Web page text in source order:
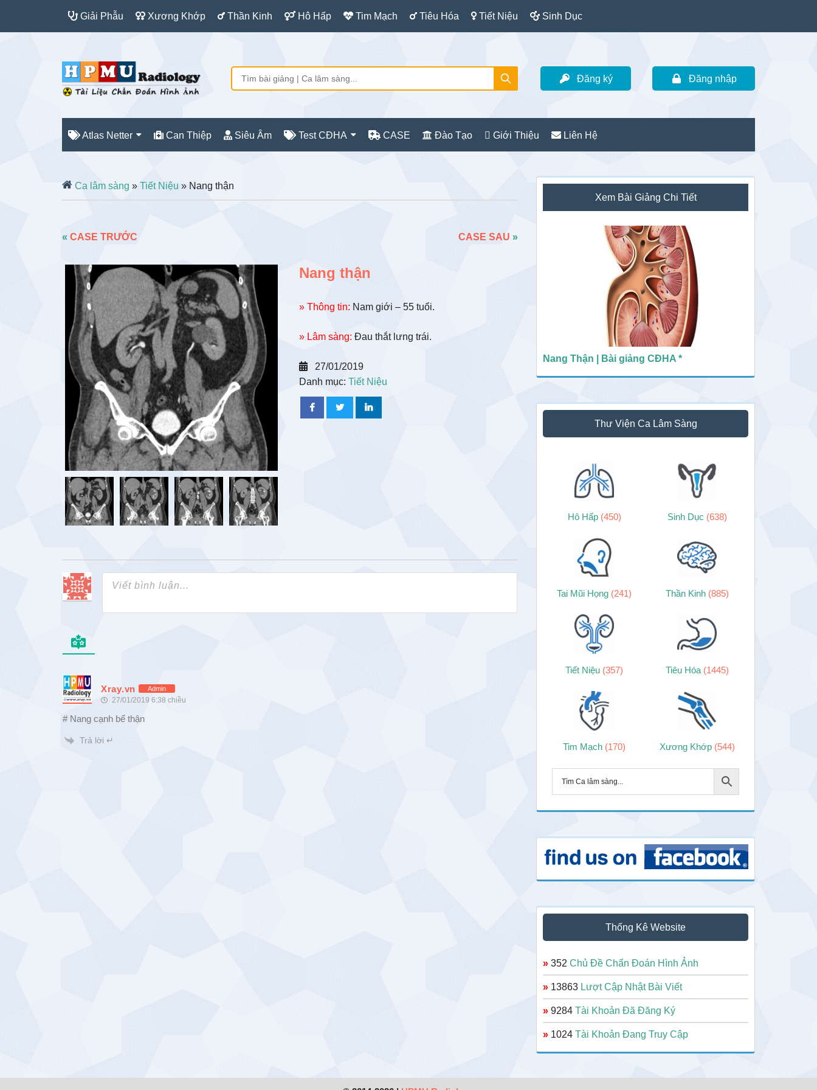
Giải Phẫu Xương Khớp Thần Kinh Hô Hấp Tim Mạch Tiêu Hóa Tiết Niệu Sinh Dục
Đăng ký Đăng nhập
Atlas Netter Can Thiệp Siêu Âm Test CĐHA CASE Đào Tạo Giới Thiệu Liên Hệ
Ca lâm sàng » Tiết Niệu » Nang thận
« CASE TRƯỚC CASE SAU »
Nang thận
» Thông tin: Nam giới – 55 tuổi.
» Lâm sàng: Đau thắt lưng trái.
27/01/2019
Danh mục: Tiết Niệu
Xray.vn Admin
27/01/2019 6:38 chiều
# Nang cạnh bể thận
Trả lời ↵
Sidebar
chính
Xem Bài Giảng Chi Tiết
Nang Thận | Bài giảng CĐHA *
Thư Viện Ca Lâm Sàng
Hô Hấp (450) Sinh Dục (638)
Tai Mũi Họng (241) Thần Kinh (885)
Tiết Niệu (357) Tiêu Hóa (1445)
Tim Mạch (170) Xương Khớp (544)
Thống Kê Website
» 352 Chủ Đề Chẩn Đoán Hình Ảnh
» 13863 Lượt Cập Nhật Bài Viết
» 9284 Tài Khoản Đã Đăng Ký
» 1024 Tài Khoản Đang Truy Cập